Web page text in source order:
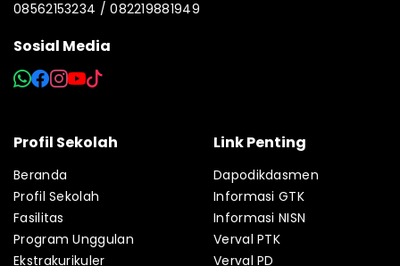
08562153234 / 082219881949
Sosial Media
Profil Sekolah
Beranda
Profil Sekolah
Fasilitas
Program Unggulan
Ekstrakurikuler
Link Penting
Dapodikdasmen
Informasi GTK
Informasi NISN
Verval PTK
Verval PD